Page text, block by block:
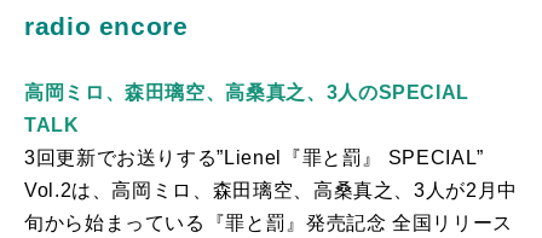
radio encore
高岡ミロ、森田璃空、高桑真之、3人のSPECIAL
TALK
3回更新でお送りする”Lienel『罪と罰』 SPECIAL”
Vol.2は、高岡ミロ、森田璃空、高桑真之、3人が2月中
旬から始まっている『罪と罰』発売記念 全国リリース